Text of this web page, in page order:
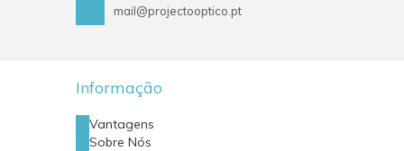
mail@projectooptico.pt
Informação
Vantagens
Sobre Nós